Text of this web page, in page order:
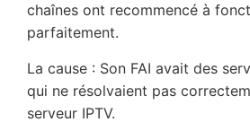
chaînes ont recommencé à
parfaitement.
La cause : Son FAI avait des
qui ne résolvaient pas
serveur IPTV.